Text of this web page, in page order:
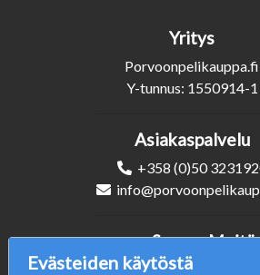
Yritys
Porvoonpelikauppa.fi
Y-tunnus: 1550914-1
Asiakaspalvelu
+358 (0)50
Seuraa Meitä
Evästeiden käytöstä